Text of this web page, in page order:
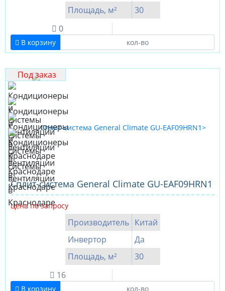
Площадь, м²
30
0
В корзину
Под заказ
Cплит-система General Climate GU-EAF09HRN1
Цена по запросу
Производитель Китай
Инвертор
Да
Площадь, м²
30
16
В корзину